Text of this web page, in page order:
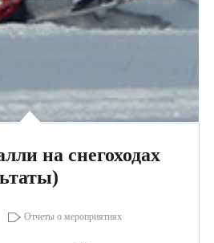
на снегоходах
Отчеты о мероприятиях